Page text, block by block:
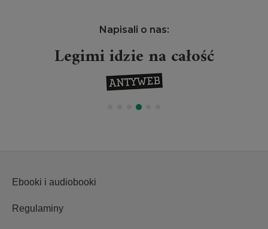
Napisali o nas:
Legimi idzie na całość
Ebooki i audiobooki
Regulaminy